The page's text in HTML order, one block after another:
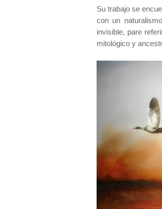
Su trabajo se
con un
invisible, pare
mitológico y